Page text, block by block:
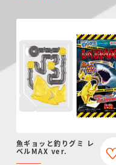
魚ギョッと釣りグミ レ
ベルMAX ver.